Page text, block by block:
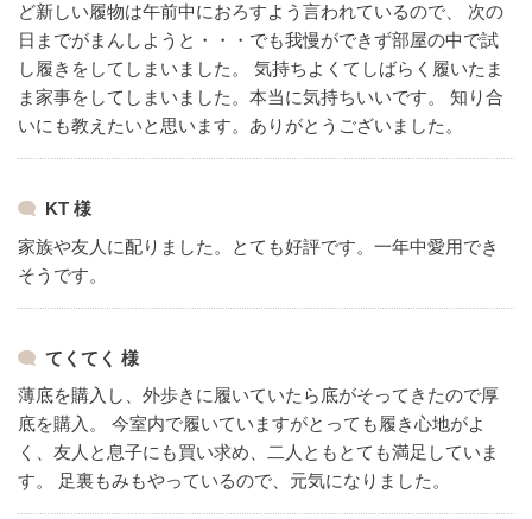
ど新しい履物は午前中におろすよう言われているので、
次の
日までがまんしようと・・・でも我慢ができず部屋の中で試
し履きをしてしまいました。
気持ちよくてしばらく履いたま
ま家事をしてしまいました。本当に気持ちいいです。
知り合
いにも教えたいと思います。ありがとうございました。
KT 様
家族や友人に配りました。とても好評です。一年中愛用でき
そうです。
てくてく 様
薄底を購入し、外歩きに履いていたら底がそってきたので厚
底を購入。
今室内で履いていますがとっても履き心地がよ
く、友人と息子にも買い求め、二人ともとても満足していま
す。
足裏もみもやっているので、元気になりました。